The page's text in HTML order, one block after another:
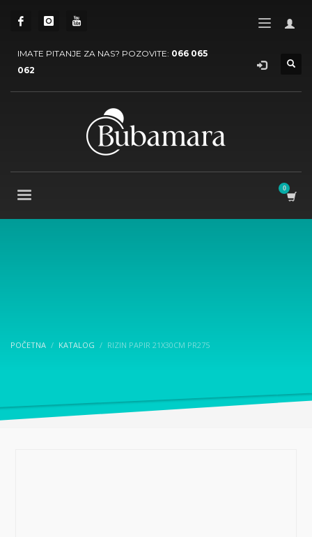
IMATE PITANJE ZA NAS? POZOVITE: 066 065
062
POČETNA KATALOG RIZIN PAPIR 21X30CM PR275